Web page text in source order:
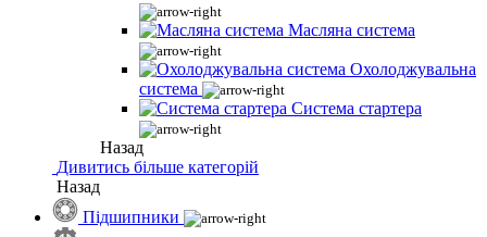
Масляна система
Охолоджувальна
система
Система стартера
Назад
Дивитись більше категорій
Назад
Підшипники